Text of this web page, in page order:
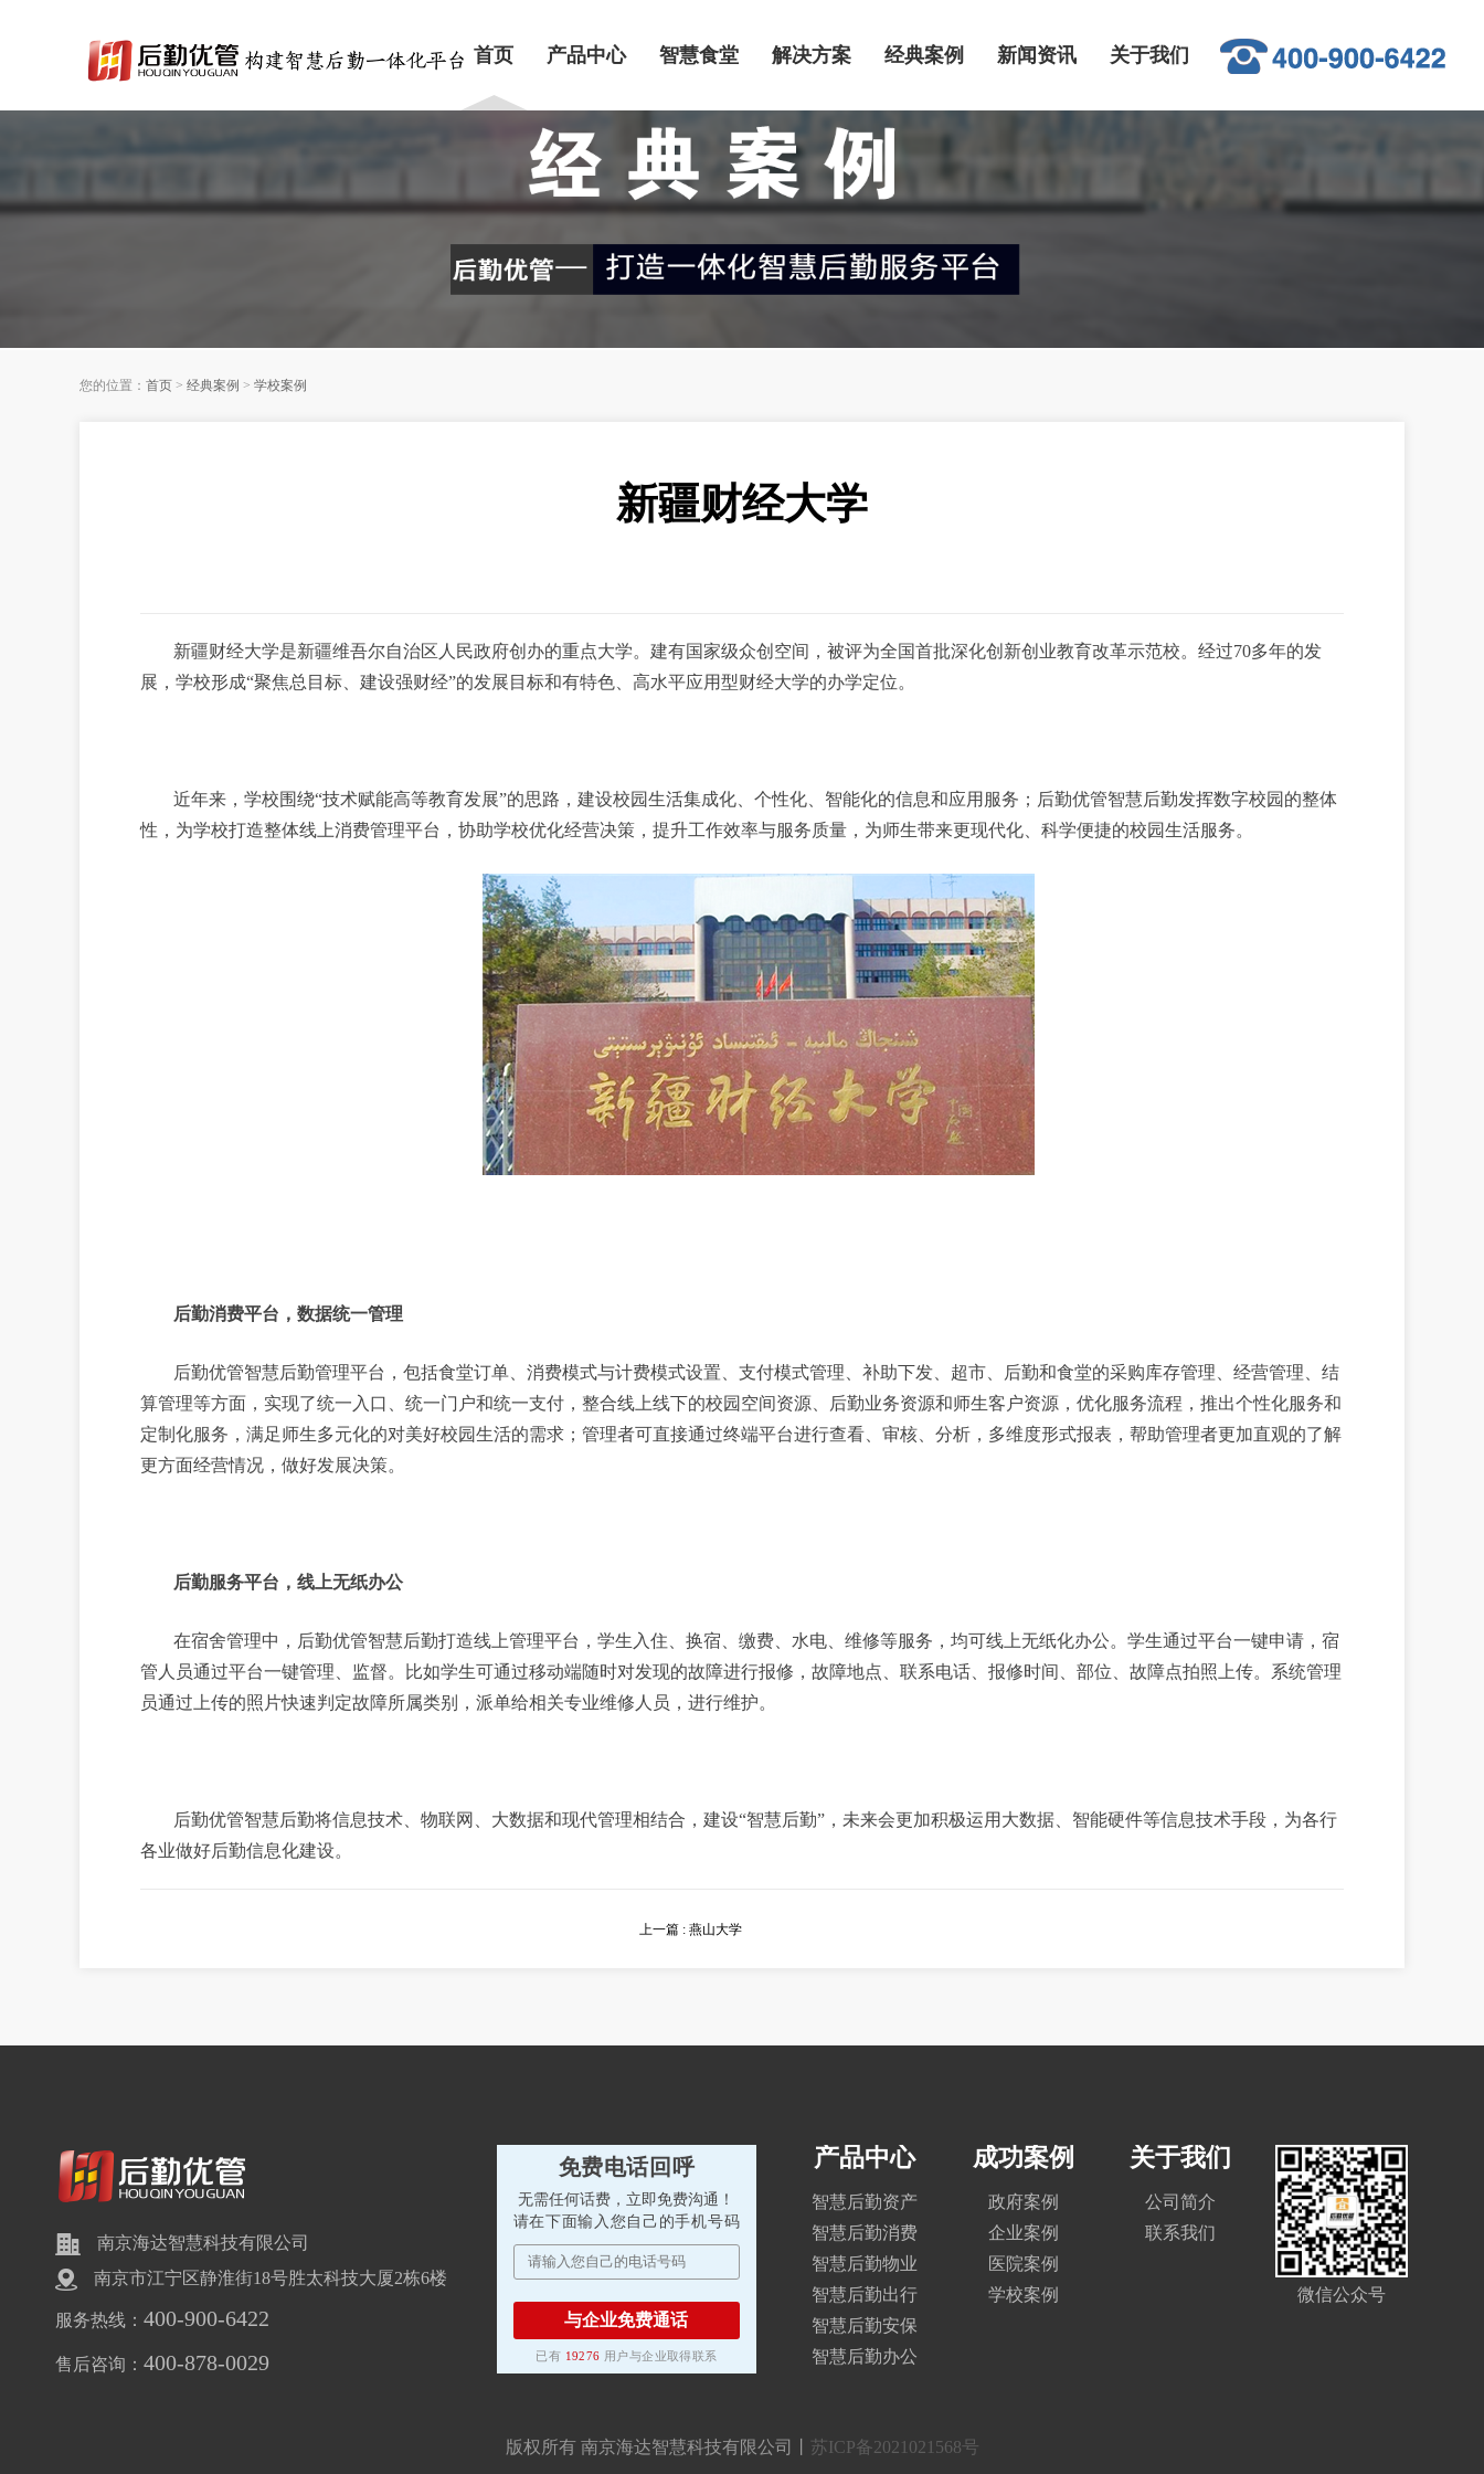
首页 产品中心 智慧食堂 解决方案 经典案例 新闻资讯 关于我们
您的位置： 首页 > 经典案例 > 学校案例
新疆财经大学
新疆财经大学是新疆维吾尔自治区人民政府创办的重点大学。建有国家级众创空间，被评为全国首批深化创新创业教育改革示范校。经过70多年的发
展，学校形成“聚焦总目标、建设强财经”的发展目标和有特色、高水平应用型财经大学的办学定位。
近年来，学校围绕“技术赋能高等教育发展”的思路，建设校园生活集成化、个性化、智能化的信息和应用服务；后勤优管智慧后勤发挥数字校园的整体
性，为学校打造整体线上消费管理平台，协助学校优化经营决策，提升工作效率与服务质量，为师生带来更现代化、科学便捷的校园生活服务。
后勤消费平台，数据统一管理
后勤优管智慧后勤管理平台，包括食堂订单、消费模式与计费模式设置、支付模式管理、补助下发、超市、后勤和食堂的采购库存管理、经营管理、结
算管理等方面，实现了统一入口、统一门户和统一支付，整合线上线下的校园空间资源、后勤业务资源和师生客户资源，优化服务流程，推出个性化服务和
定制化服务，满足师生多元化的对美好校园生活的需求；管理者可直接通过终端平台进行查看、审核、分析，多维度形式报表，帮助管理者更加直观的了解
更方面经营情况，做好发展决策。
后勤服务平台，线上无纸办公
在宿舍管理中，后勤优管智慧后勤打造线上管理平台，学生入住、换宿、缴费、水电、维修等服务，均可线上无纸化办公。学生通过平台一键申请，宿
管人员通过平台一键管理、监督。比如学生可通过移动端随时对发现的故障进行报修，故障地点、联系电话、报修时间、部位、故障点拍照上传。系统管理
员通过上传的照片快速判定故障所属类别，派单给相关专业维修人员，进行维护。
后勤优管智慧后勤将信息技术、物联网、大数据和现代管理相结合，建设“智慧后勤”，未来会更加积极运用大数据、智能硬件等信息技术手段，为各行
各业做好后勤信息化建设。
上一篇 : 燕山大学
南京海达智慧科技有限公司
南京市江宁区静淮街18号胜太科技大厦2栋6楼
服务热线： 400-900-6422
售后咨询： 400-878-0029
免费电话回呼
无需任何话费，立即免费沟通！
请在下面输入您自己的手机号码
与企业免费通话
已有 19276 用户与企业取得联系
产品中心
智慧后勤资产
智慧后勤消费
智慧后勤物业
智慧后勤出行
智慧后勤安保
智慧后勤办公
成功案例
政府案例
企业案例
医院案例
学校案例
关于我们
公司简介
联系我们
微信公众号
版权所有 南京海达智慧科技有限公司丨 苏ICP备2021021568号